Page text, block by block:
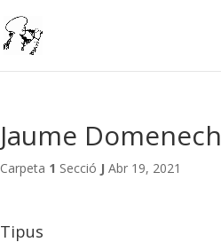
Jaume Domenech
Carpeta 1 Secció J Abr 19, 2021
Tipus